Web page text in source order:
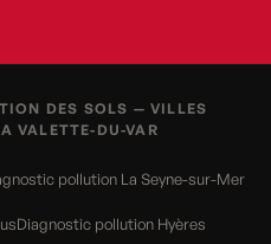
DES SOLS — VILLES
VALETTE-DU-VAR
pollution La Seyne-sur-Mer
Diagnostic pollution Hyères